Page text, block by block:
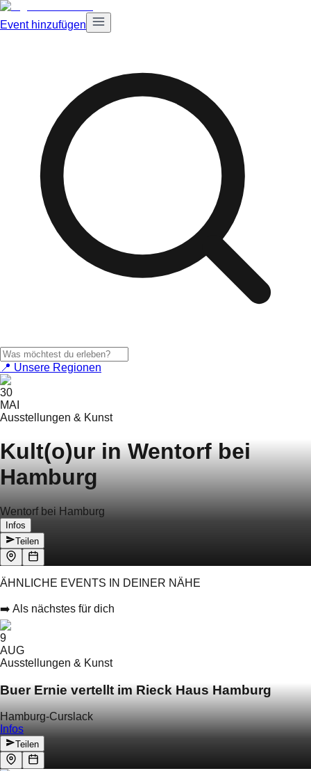
Event hinzufügen
📍 Unsere Regionen
30
MAI
Ausstellungen & Kunst
Kult(o)ur in Wentorf bei
Hamburg
Wentorf bei Hamburg
Infos
Teilen
ÄHNLICHE EVENTS IN DEINER NÄHE
➡️ Als nächstes für dich
9
AUG
Ausstellungen & Kunst
Buer Ernie vertellt im Rieck Haus Hamburg
Hamburg-Curslack
Infos
Teilen